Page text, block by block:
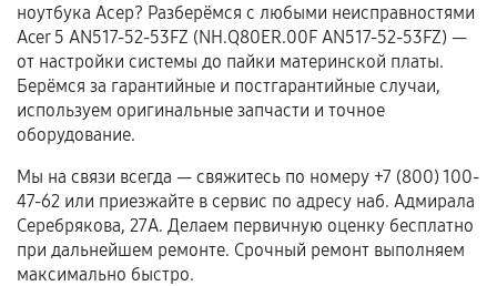
Документы для подтверждения
гарантии
Гарантийный талон.
Акт выполненных работ с датой, перечнем
услуг и сроком гарантии.
Документы на установленные комплектующие
и кассовый чек.
ноутбука Асер? Разберёмся с любыми неисправностями
Acer 5 AN517-52-53FZ (NH.Q80ER.00F AN517-52-53FZ) —
от настройки системы до пайки материнской платы.
Берёмся за гарантийные и постгарантийные случаи,
используем оригинальные запчасти и точное
оборудование.
Мы на связи всегда — свяжитесь по номеру +7 (800) 100-
47-62 или приезжайте в сервис по адресу наб. Адмирала
Серебрякова, 27А. Делаем первичную оценку бесплатно
при дальнейшем ремонте. Срочный ремонт выполняем
максимально быстро.